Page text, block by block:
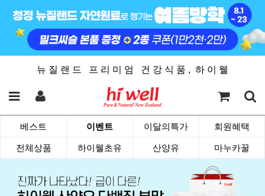
뉴 질 랜 드 프 리 미 엄 건 강 식 품 , 하 이 웰
베스트 이벤트 이달의특가 회원혜택
전체상품 하이웰초유 산양유 마누카꿀